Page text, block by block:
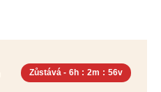
Zůstává - 6h : 2m : 54v